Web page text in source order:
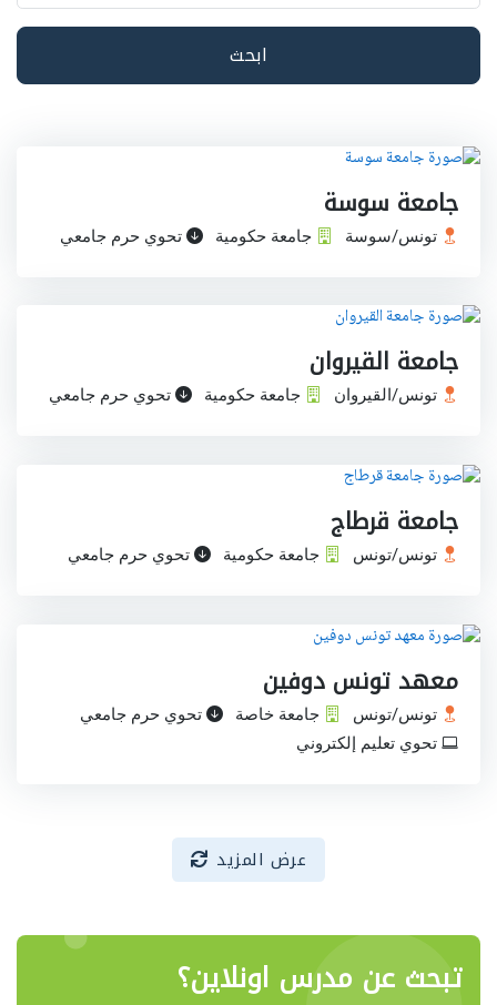
ابحث
جامعة سوسة
تونس/سوسة جامعة حكومية تحوي حرم جامعي
جامعة القيروان
تونس/القيروان جامعة حكومية تحوي حرم جامعي
جامعة قرطاج
تونس/تونس جامعة حكومية تحوي حرم جامعي
معهد تونس دوفين
تونس/تونس جامعة خاصة
تحوي حرم جامعي
تحوي تعليم إلكتروني
عرض المزيد
تبحث عن مدرس اونلاين؟